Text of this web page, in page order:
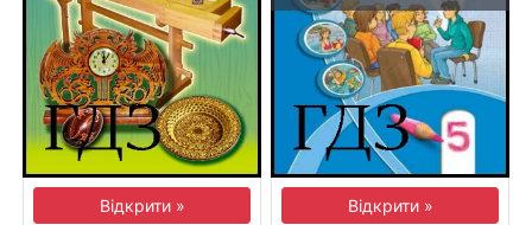
Відкрити » Відкрити »